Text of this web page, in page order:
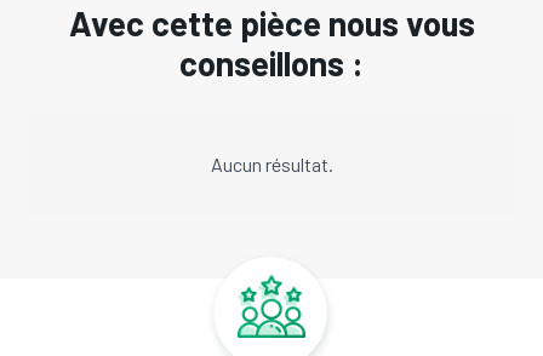
Avec cette pièce nous vous
conseillons :
Aucun résultat.